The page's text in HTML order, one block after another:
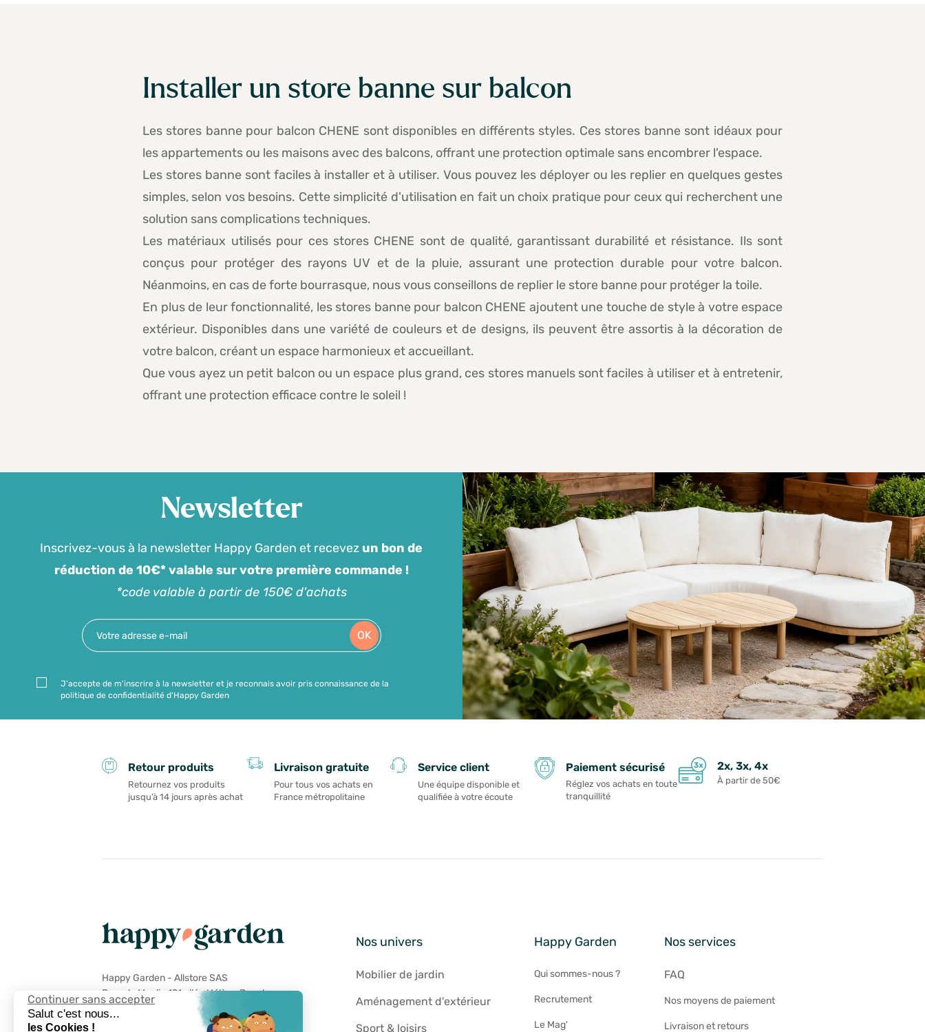
Continuer sans accepter
Salut c'est nous...
les Cookies !
Installer un store banne sur balcon
Les stores banne pour balcon CHENE sont disponibles en différents styles. Ces stores banne sont idéaux pour
les appartements ou les maisons avec des balcons, offrant une protection optimale sans encombrer l'espace.
Les stores banne sont faciles à installer et à utiliser. Vous pouvez les déployer ou les replier en quelques gestes
simples, selon vos besoins. Cette simplicité d'utilisation en fait un choix pratique pour ceux qui recherchent une
solution sans complications techniques.
Les matériaux utilisés pour ces stores CHENE sont de qualité, garantissant durabilité et résistance. Ils sont
conçus pour protéger des rayons UV et de la pluie, assurant une protection durable pour votre balcon.
Néanmoins, en cas de forte bourrasque, nous vous conseillons de replier le store banne pour protéger la toile.
En plus de leur fonctionnalité, les stores banne pour balcon CHENE ajoutent une touche de style à votre espace
extérieur. Disponibles dans une variété de couleurs et de designs, ils peuvent être assortis à la décoration de
votre balcon, créant un espace harmonieux et accueillant.
Que vous ayez un petit balcon ou un espace plus grand, ces stores manuels sont faciles à utiliser et à entretenir,
offrant une protection efficace contre le soleil !
Newsletter
Inscrivez-vous à la newsletter Happy Garden et recevez un bon de
réduction de 10€* valable sur votre première commande !
*code valable à partir de 150€ d'achats
OK
J'accepte de m'inscrire à la newsletter et je reconnais avoir pris connaissance de la
politique de confidentialité d'Happy Garden
Retour produits
Retournez vos produits
jusqu’à 14 jours après achat
Livraison gratuite
Pour tous vos achats en
France métropolitaine
Service client
Une équipe disponible et
qualifiée à votre écoute
Paiement sécurisé
Réglez vos achats en toute
tranquillité
2x, 3x, 4x
À partir de 50€
Happy Garden - Allstore SAS
Parc du Moulin 121 allée Hélène Boucher
59118 Wambrechies
Nos univers
Mobilier de jardin
Aménagement d'extérieur
Sport & loisirs
Happy Garden
Qui sommes-nous ?
Recrutement
Le Mag'
Nos services
FAQ
Nos moyens de paiement
Livraison et retours